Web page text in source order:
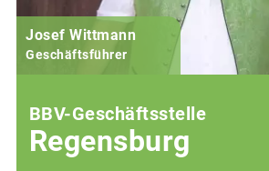
Josef Wittmann
Geschäftsführer
BBV-Geschäftsstelle
Regensburg